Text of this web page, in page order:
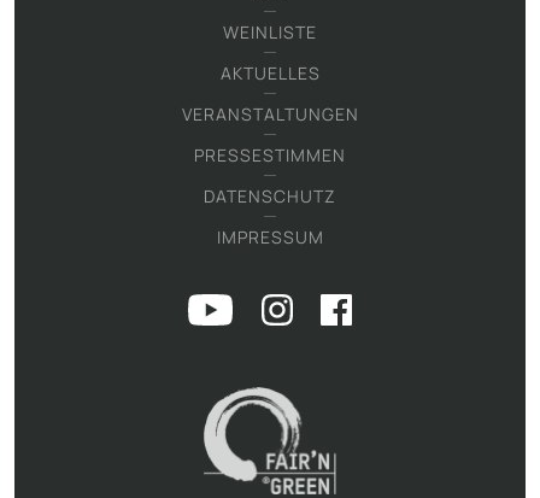
WEINLISTE
AKTUELLES
VERANSTALTUNGEN
PRESSESTIMMEN
DATENSCHUTZ
IMPRESSUM